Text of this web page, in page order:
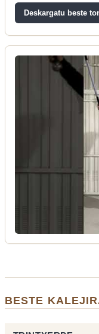
Deskargatu beste
BESTE